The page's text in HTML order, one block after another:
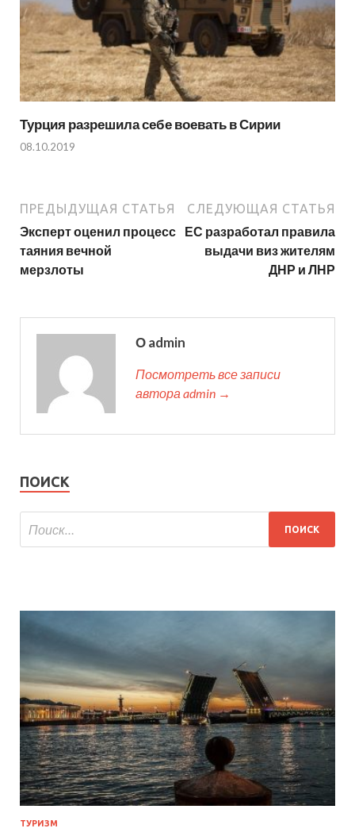
Турция разрешила себе воевать в Сирии
08.10.2019
ПРЕДЫДУЩАЯ СТАТЬЯ
Эксперт оценил процесс
таяния вечной
мерзлоты
СЛЕДУЮЩАЯ СТАТЬЯ
ЕС разработал правила
выдачи виз жителям
ДНР и ЛНР
О admin
Посмотреть все записи
автора admin →
ПОИСК
ТУРИЗМ